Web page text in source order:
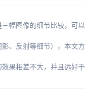
三幅图像的细节比较，可
影、反射等细节），本文
果相差不大，并且远好